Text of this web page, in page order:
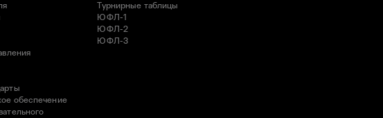
обеспечение
Турнирные таблицы
ЮФЛ-1
ЮФЛ-2
ЮФЛ-3